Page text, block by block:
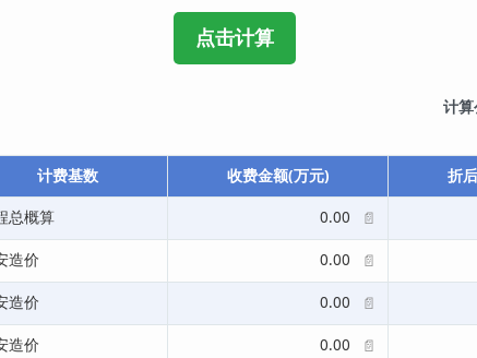
计
计费基数 收费金额(万元) 折
总概算 0.00 📄
造价 0.00 📄
造价 0.00 📄
造价 0.00 📄